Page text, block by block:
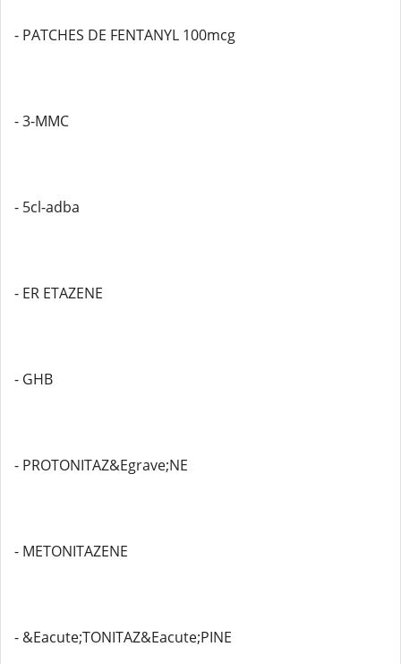
- PATCHES DE FENTANYL 100mcg
- 3-MMC
- 5cl-adba
- ER ETAZENE
- GHB
- PROTONITAZ&Egrave;NE
- METONITAZENE
- &Eacute;TONITAZ&Eacute;PINE